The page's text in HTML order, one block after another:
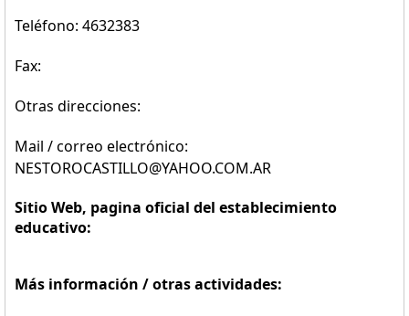
Teléfono: 4632383
Fax:
Otras direcciones:
Mail / correo electrónico:
NESTOROCASTILLO@YAHOO.COM.AR
Sitio Web, pagina oficial del establecimiento
educativo:
Más información / otras actividades: